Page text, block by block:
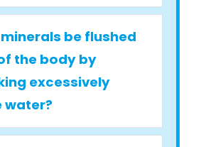
be flushed
the body by
excessively
water?